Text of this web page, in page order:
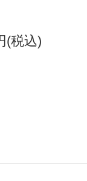
(税込)